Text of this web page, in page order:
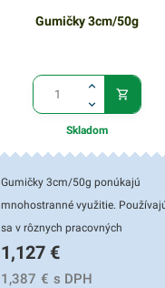
Gumičky 3cm/50g
Skladom
Gumičky 3cm/50g ponúkajú
mnohostranné využitie.
sa v rôznych pracovných
oblastiach ale aj pri univerzálnych
činnostiach vo vašej domácnosti.
1,127 €
1,387 € s DPH